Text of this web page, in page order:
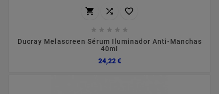
  
    
Ducray Melascreen Sérum Iluminador Anti-Manchas
40ml
24,22 €Preço